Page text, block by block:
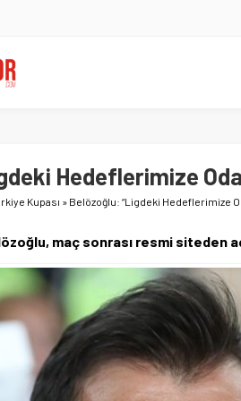
Hedeflerimize
Kupası » Belözoğlu: “Ligdeki Hedeflerimize
maç sonrası resmi siteden